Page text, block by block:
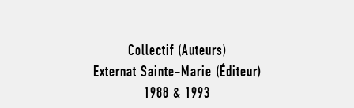
Collectif (Auteurs)
Externat Sainte-Marie (Éditeur)
1988 & 1993